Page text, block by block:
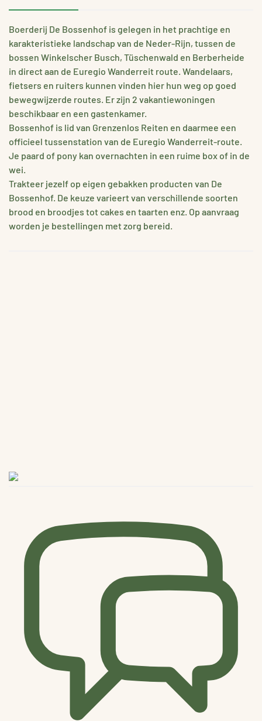
Boerderij De Bossenhof is gelegen in het prachtige en
karakteristieke landschap van de Neder-Rijn, tussen de
bossen Winkelscher Busch, Tüschenwald en Berberheide
in direct aan de Euregio Wanderreit route. Wandelaars,
fietsers en ruiters kunnen vinden hier hun weg op goed
bewegwijzerde routes. Er zijn 2 vakantiewoningen
beschikbaar en een gastenkamer.
Bossenhof is lid van Grenzenlos Reiten en daarmee een
officieel tussenstation van de Euregio Wanderreit-route.
Je paard of pony kan overnachten in een ruime box of in de
wei.
Trakteer jezelf op eigen gebakken producten van De
Bossenhof. De keuze varieert van verschillende soorten
brood en broodjes tot cakes en taarten enz. Op aanvraag
worden je bestellingen met zorg bereid.